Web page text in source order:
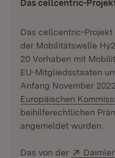
Das cellcentric-
Das cellcentric-Projekt
der Mobilitätswelle
20 Vorhaben mit
EU-Mitgliedsstaaten
Anfang November
Europäischen
beihilferechtlichen
angemeldet wurden.
Das von der Extern: